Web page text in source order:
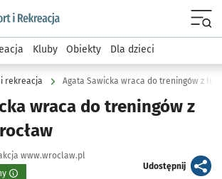
wroclaw.pl podserwis: Sport i rekreacja
Kluby Obiekty Dla dzieci
rekreacja Agata Sawicka wraca do treningów z
wraca do treningów z
www.wroclaw.pl
Udostępnijartykuł